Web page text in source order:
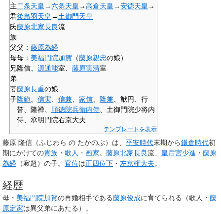
主
君
二条天皇→六条天皇→高倉天皇→安徳天皇→
後鳥羽天皇→ 土御門天皇
氏
族
藤原北家長良流
父
母
父： 藤原為経
母： 美福門院加賀 （藤原親忠の娘）
兄
弟
隆信 源通能室、 藤原実清室
妻藤原長重の娘
子隆範 信実 信兼 家信 隆兼 、猷円、行
誉、隆禅、 順徳院兵衛内侍 、土御門院少将内
侍、承明門院右京大夫
テンプレートを表示
藤原 隆信 （ふじわら の たかのぶ）は、 平安時代末期から鎌倉時代初
期にかけての貴族 ・ 歌人 ・ 画家。 藤原北家長良流、 皇后宮少進 ・ 藤原
為経 （寂超）の子。 官位は正四位下 ・ 左京権大夫。
経歴
母・ 美福門院加賀の再婚相手である藤原俊成に育てられる（歌人・ 藤
原定家は異父弟にあたる）。